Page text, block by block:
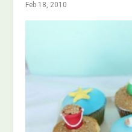
Feb 18, 2010